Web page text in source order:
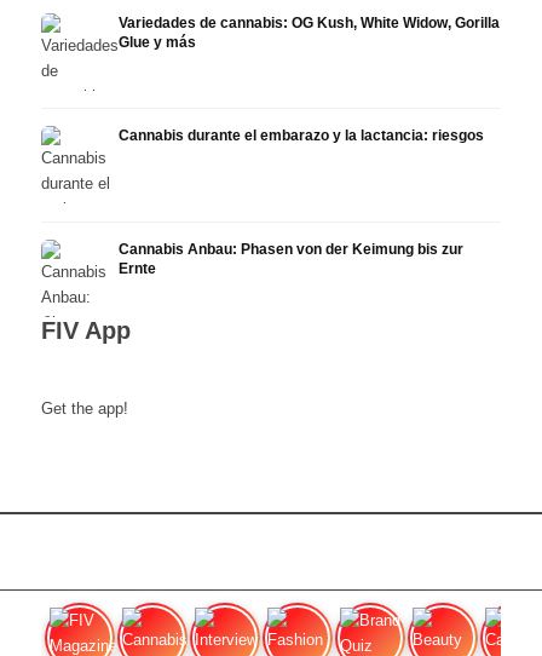
Variedades de cannabis: OG Kush, White Widow, Gorilla
Glue y más
Cannabis durante el embarazo y la lactancia: riesgos
Cannabis Anbau: Phasen von der Keimung bis zur
Ernte
FIV App
Get the app!